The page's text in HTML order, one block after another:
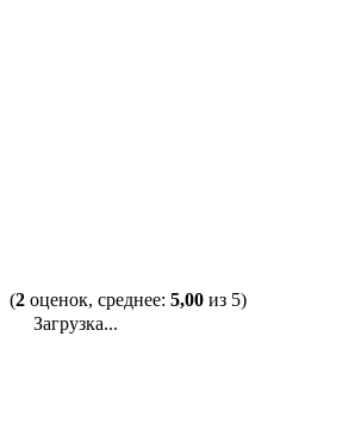
(2 оценок, среднее: 5,00 из 5)
Загрузка...